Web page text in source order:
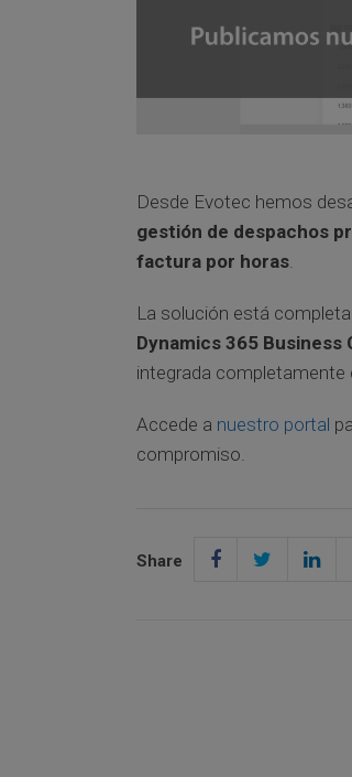
Desde Evotec hemos
gestión de despachos
factura por horas.
La solución está
Dynamics 365 Business
integrada completamente
Accede a nuestro portal
compromiso.
Share